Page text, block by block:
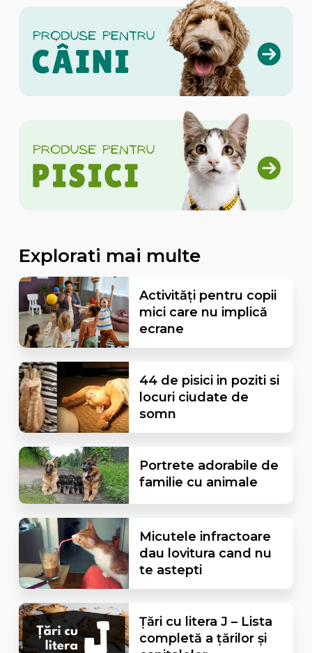
Explorati mai multe
Activități pentru copii
mici care nu implică
ecrane
44 de pisici in poziti si
locuri ciudate de
somn
Portrete adorabile de
familie cu animale
Micutele infractoare
dau lovitura cand nu
te astepti
Țări cu litera J – Lista
completă a țărilor și